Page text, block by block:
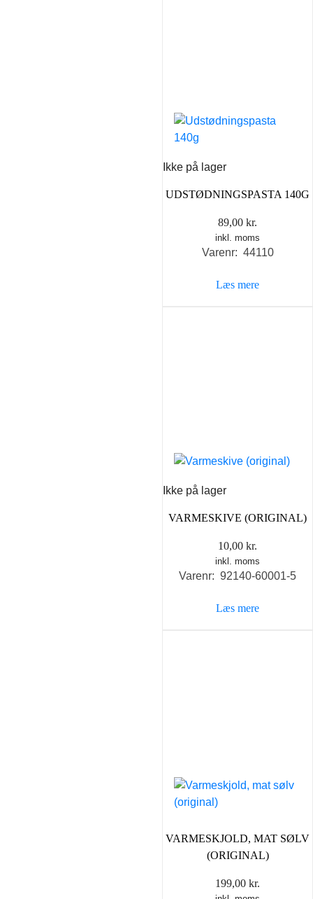
Ikke på lager
UDSTØDNINGSPASTA 140G
89,00 kr.
inkl. moms
Varenr: 44110
Læs mere
Ikke på lager
VARMESKIVE (ORIGINAL)
10,00 kr.
inkl. moms
Varenr: 92140-60001-5
Læs mere
VARMESKJOLD, MAT SØLV
(ORIGINAL)
199,00 kr.